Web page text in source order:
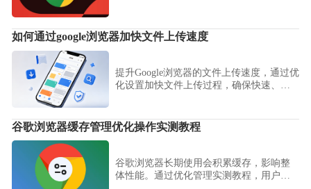
如何通过google浏览器加快文件上传速度
提升Google浏览器的文件上传速度，通过优
化设置加快文件上传过程，确保快速、顺
谷歌浏览器缓存管理优化操作实测教程
谷歌浏览器长期使用会积累缓存，影响整
体性能。通过优化管理实测教程，用户可